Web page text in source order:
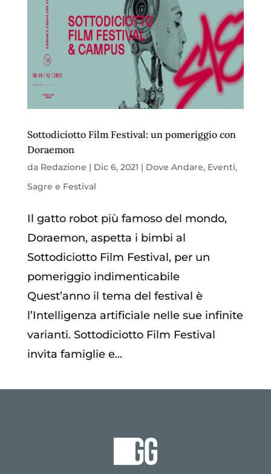
Sottodiciotto Film Festival: un pomeriggio con
Doraemon
da Redazione | Dic 6, 2021 | Dove Andare, Eventi,
Sagre e Festival
Il gatto robot più famoso del mondo,
Doraemon, aspetta i bimbi al
Sottodiciotto Film Festival, per un
pomeriggio indimenticabile
Quest’anno il tema del festival è
l’Intelligenza artificiale nelle sue infinite
varianti. Sottodiciotto Film Festival
invita famiglie e...